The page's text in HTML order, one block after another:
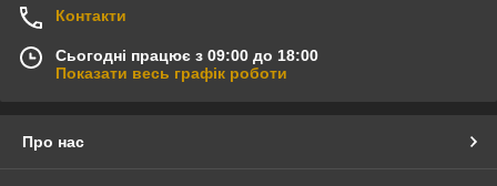
Контакти
Сьогодні працює з 09:00 до 18:00
Показати весь графік роботи
Про нас